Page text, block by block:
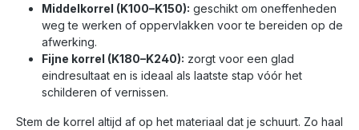
Middelkorrel (K100–K150): geschikt om oneffenheden
weg te werken of oppervlakken voor te bereiden op de
afwerking.
Fijne korrel (K180–K240): zorgt voor een glad
eindresultaat en is ideaal als laatste stap vóór het
schilderen of vernissen.
Stem de korrel altijd af op het materiaal dat je schuurt. Zo haal